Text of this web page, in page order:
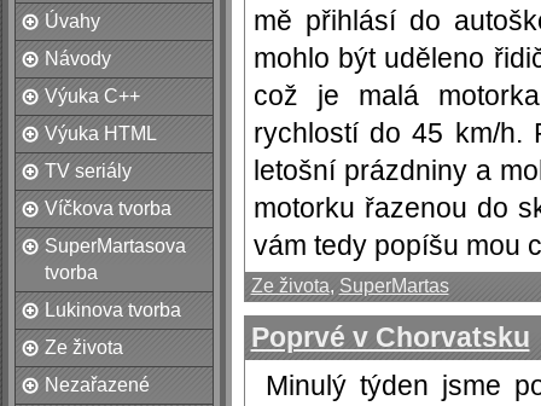
Úvahy
Návody
Výuka C++
Výuka HTML
TV seriály
Víčkova tvorba
SuperMartasova
tvorba
Lukinova tvorba
Ze života
Nezařazené
mě přihlásí do
mohlo být uděleno
což je malá
rychlostí do 45 km/h.
letošní prázdniny a
motorku řazenou do
vám tedy popíšu mou
Ze života, SuperMartas
Poprvé v Chorvatsku
Minulý týden jsme